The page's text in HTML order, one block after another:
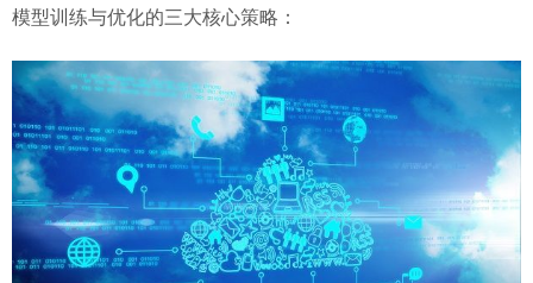
模型训练与优化的三大核心策略：